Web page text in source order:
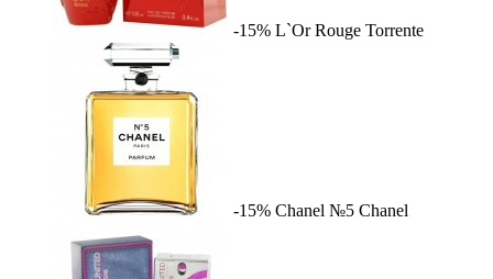
-15% L`Or Rouge Torrente
-15% Chanel №5 Chanel